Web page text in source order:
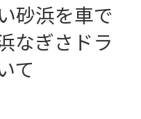
砂浜を車で
なぎさドラ
て